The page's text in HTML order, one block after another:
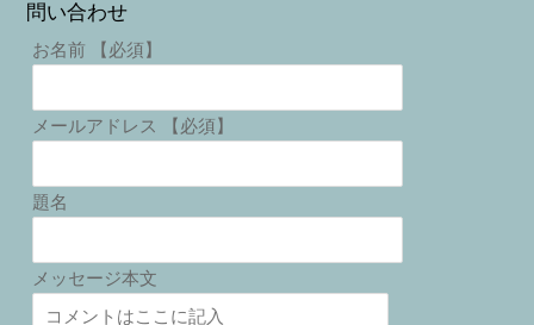
問い合わせ
お名前 【必須】
メールアドレス 【必須】
題名
メッセージ本文